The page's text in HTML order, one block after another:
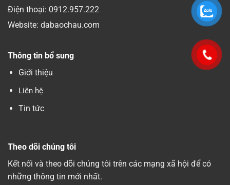
Điện thoại: 0912.957.222
Website: dabaochau.com
Thông tin bổ sung
Giới thiệu
Liên hệ
Tin tức
Theo dõi chúng tôi
Kết nối và theo dõi chúng tôi trên các mạng xã hội để có
những thông tin mới nhất.